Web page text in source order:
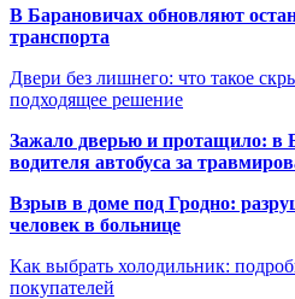
В Барановичах обновляют
транспорта
Двери без лишнего: что такое
подходящее решение
Зажало дверью и протащило: в
водителя автобуса за
Взрыв в доме под Гродно:
человек в больнице
Как выбрать холодильник:
покупателей